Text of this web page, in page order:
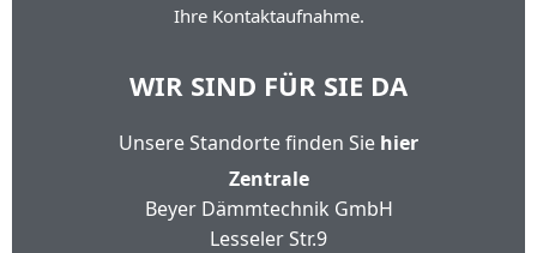
Ihre Kontaktaufnahme.
WIR SIND FÜR SIE DA
Unsere Standorte finden Sie hier
Zentrale
Beyer Dämmtechnik GmbH
Lesseler Str.9